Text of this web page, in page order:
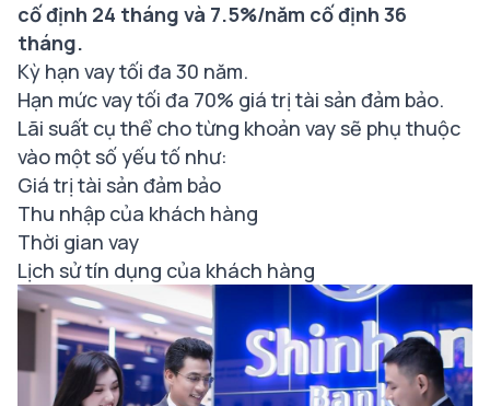
cố định 24 tháng và 7.5%/năm cố định 36
tháng.
Kỳ hạn vay tối đa 30 năm.
Hạn mức vay tối đa 70% giá trị tài sản đảm bảo.
Lãi suất cụ thể cho từng khoản vay sẽ phụ thuộc
vào một số yếu tố như:
Giá trị tài sản đảm bảo
Thu nhập của khách hàng
Thời gian vay
Lịch sử tín dụng của khách hàng